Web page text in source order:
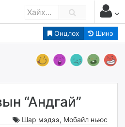
Онцлох Шинэ
“Андгай”
Шар мэдээ, Мобайл ньюс